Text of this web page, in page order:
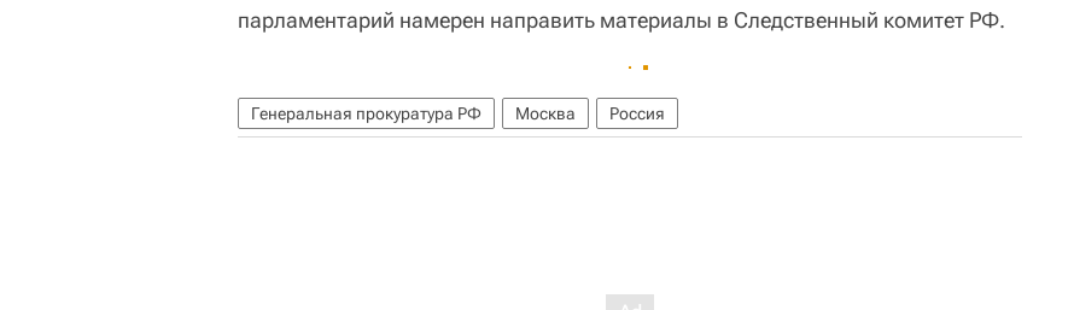
парламентарий намерен направить материалы в Следственный комитет РФ.
Генеральная прокуратура РФ Москва Россия